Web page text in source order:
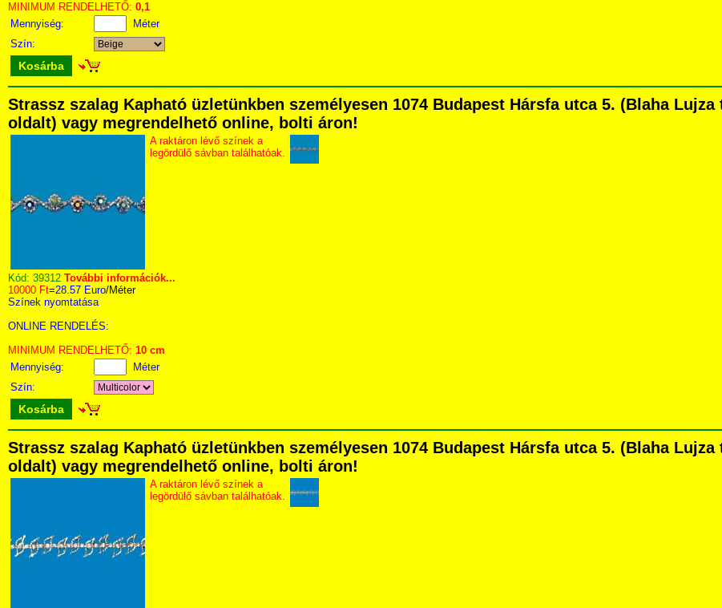
MINIMUM RENDELHETŐ: 0,1
Mennyiség:
Méter
Szín:
Kosárba
Strassz szalag Kapható üzletünkben személyesen 1074 Budapest Hársfa utca 5. (Blaha
oldalt) vagy megrendelhető online, bolti áron!
A raktáron lévő színek a
legördülő sávban találhatóak.
Kód: 39312 További információk...
10000 Ft=28.57 Euro/Méter
Színek nyomtatása
ONLINE RENDELÉS:
MINIMUM RENDELHETŐ: 10 cm
Mennyiség:
Méter
Szín:
Kosárba
Strassz szalag Kapható üzletünkben személyesen 1074 Budapest Hársfa utca 5. (Blaha
oldalt) vagy megrendelhető online, bolti áron!
A raktáron lévő színek a
legördülő sávban találhatóak.